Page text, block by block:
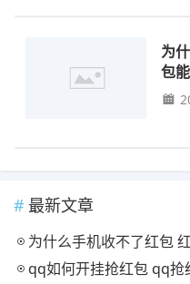
为
包
最新文章
为什么手机收不了红包
qq如何开挂抢红包 qq抢